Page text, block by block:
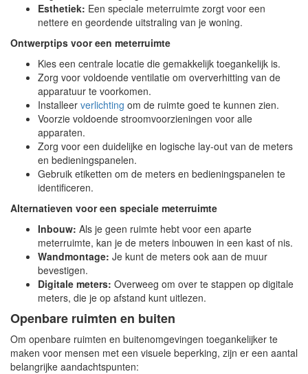
Esthetiek: Een speciale meterruimte zorgt voor een
nettere en geordende uitstraling van je woning.
Ontwerptips voor een meterruimte
Kies een centrale locatie die gemakkelijk toegankelijk is.
Zorg voor voldoende ventilatie om oververhitting van de
apparatuur te voorkomen.
Installeer verlichting om de ruimte goed te kunnen zien.
Voorzie voldoende stroomvoorzieningen voor alle
apparaten.
Zorg voor een duidelijke en logische lay-out van de meters
en bedieningspanelen.
Gebruik etiketten om de meters en bedieningspanelen te
identificeren.
Alternatieven voor een speciale meterruimte
Inbouw: Als je geen ruimte hebt voor een aparte
meterruimte, kan je de meters inbouwen in een kast of nis.
Wandmontage: Je kunt de meters ook aan de muur
bevestigen.
Digitale meters: Overweeg om over te stappen op digitale
meters, die je op afstand kunt uitlezen.
Openbare ruimten en buiten
Om openbare ruimten en buitenomgevingen toegankelijker te
maken voor mensen met een visuele beperking, zijn er een aantal
belangrijke aandachtspunten: